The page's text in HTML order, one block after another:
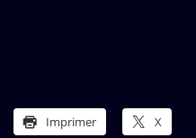
Imprimer X